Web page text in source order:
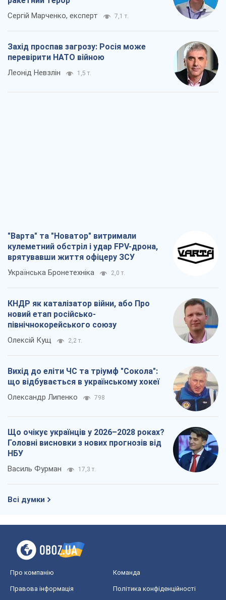
Сергій Марченко, експерт 7,1 т.
Захід проспав загрозу: Росія може
перевірити НАТО війною
Леонід Невзлін 1,5 т.
"Варта" та "Новатор" витримали
кулеметний обстріл і удар FPV-дрона,
врятувавши життя офіцеру ЗСУ
Українська Бронетехніка 2,0 т.
КНДР як каталізатор війни, або Про
новий етап російсько-
північнокорейського союзу
Олексій Кущ 2,2 т.
Вихід до еліти ЧС та тріумф "Сокола":
що відбувається в українському хокеї
Олександр Липенко 798
Що очікує українців у 2026–2028 роках?
Головні висновки з нових прогнозів від
НБУ
Василь Фурман 17,3 т.
Всі думки
Про компанію Команда
Правова інформація Політика конфіденційності